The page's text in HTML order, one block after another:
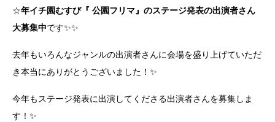
☆年イチ園むすび『 公園フリマ』のステージ発表の出演者さん
大募集中です✨✨
去年もいろんなジャンルの出演者さんに会場を盛り上げていただ
き本当にありがとうございました！✨
今年もステージ発表に出演してくださる出演者さんを募集しま
す！✨